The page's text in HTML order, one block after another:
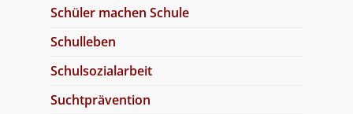
Schüler machen Schule
Schulleben
Schulsozialarbeit
Suchtprävention